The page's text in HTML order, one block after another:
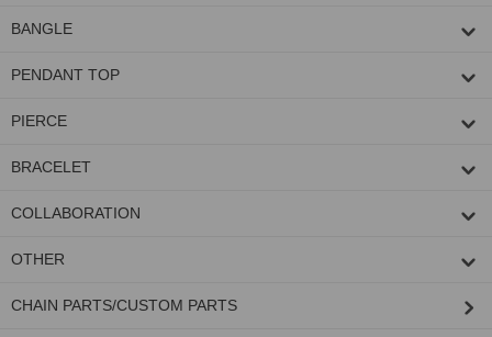
BANGLE
PENDANT TOP
PIERCE
BRACELET
COLLABORATION
OTHER
CHAIN PARTS/CUSTOM PARTS